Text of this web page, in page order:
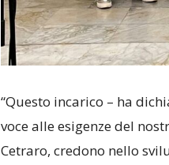
“Questo incarico – ha
voce alle esigenze del
Cetraro, credono nello